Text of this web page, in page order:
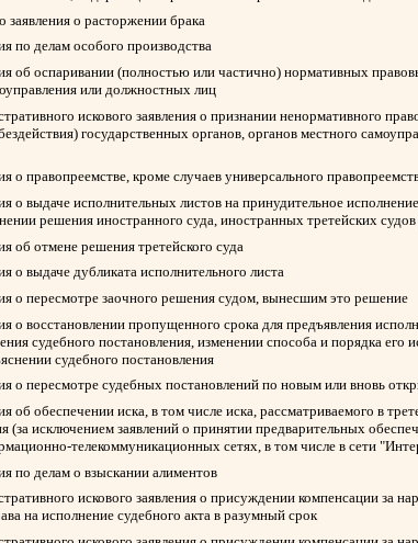
заявления о расторжении брака
по делам особого производства
об оспаривании (полностью или частично) нормативных
или должностных лиц
искового заявления о признании ненормативного
государственных органов, органов местного
о правопреемстве, кроме случаев универсального
о выдаче исполнительных листов на принудительное
решения иностранного суда, иностранных третейских
об отмене решения третейского суда
о выдаче дубликата исполнительного листа
о пересмотре заочного решения судом, вынесшим это решение
о восстановлении пропущенного срока для предъявления
судебного постановления, изменении способа и порядка его
судебного постановления
о пересмотре судебных постановлений по новым или вновь
об обеспечении иска, в том числе иска, рассматриваемого в
(за исключением заявлений о принятии предварительных
телекоммуникационных сетях, в том числе в сети
по делам о взыскании алиментов
искового заявления о присуждении компенсации за
на исполнение судебного акта в разумный срок